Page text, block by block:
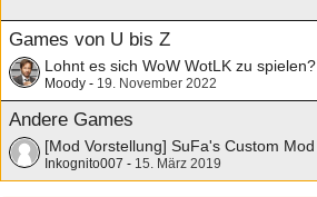
Games von U bis Z
Lohnt es sich WoW WotLK zu spielen?
Moody - 19. November 2022
Andere Games
[Mod Vorstellung] SuFa's Custom Mod
Inkognito007 - 15. März 2019